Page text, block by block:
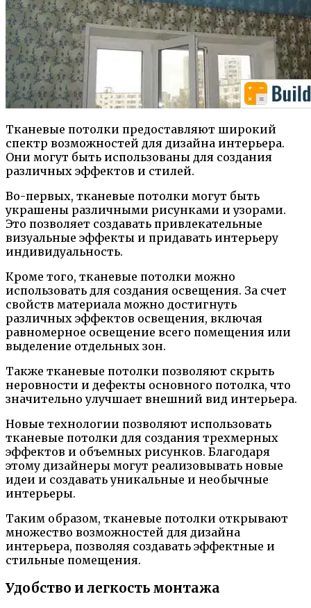
Тканевые потолки предоставляют широкий
спектр возможностей для дизайна интерьера.
Они могут быть использованы для создания
различных эффектов и стилей.
Во-первых, тканевые потолки могут быть
украшены различными рисунками и узорами.
Это позволяет создавать привлекательные
визуальные эффекты и придавать интерьеру
индивидуальность.
Кроме того, тканевые потолки можно
использовать для создания освещения. За счет
свойств материала можно достигнуть
различных эффектов освещения, включая
равномерное освещение всего помещения или
выделение отдельных зон.
Также тканевые потолки позволяют скрыть
неровности и дефекты основного потолка, что
значительно улучшает внешний вид интерьера.
Новые технологии позволяют использовать
тканевые потолки для создания трехмерных
эффектов и объемных рисунков. Благодаря
этому дизайнеры могут реализовывать новые
идеи и создавать уникальные и необычные
интерьеры.
Таким образом, тканевые потолки открывают
множество возможностей для дизайна
интерьера, позволяя создавать эффектные и
стильные помещения.
Удобство и легкость монтажа